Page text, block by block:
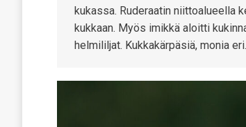
kukassa. Ruderaatin niittoalueella
kukkaan. Myös imikkä aloitti
helmililjat. Kukkakärpäsiä, monia